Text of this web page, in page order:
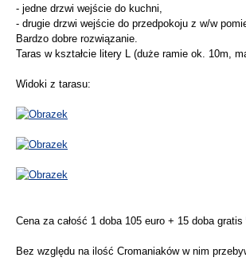
- jedne drzwi wejście do kuchni,
- drugie drzwi wejście do przedpokoju z w/w
Bardzo dobre rozwiązanie.
Taras w kształcie litery L (duże ramie ok. 10m,
Widoki z tarasu:
Cena za całość 1 doba 105 euro + 15 doba gratis
Bez względu na ilość Cromaniaków w nim